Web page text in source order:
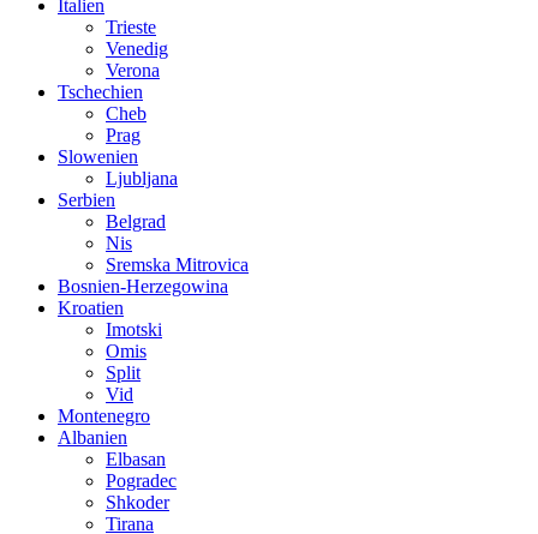
Italien
Trieste
Venedig
Verona
Tschechien
Cheb
Prag
Slowenien
Ljubljana
Serbien
Belgrad
Nis
Sremska Mitrovica
Bosnien-Herzegowina
Kroatien
Imotski
Omis
Split
Vid
Montenegro
Albanien
Elbasan
Pogradec
Shkoder
Tirana